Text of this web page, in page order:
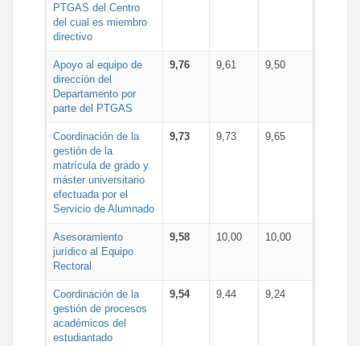
PTGAS del Centro
del cual es miembro
directivo
Apoyo al equipo de
dirección del
Departamento por
parte del PTGAS
9,76 9,61 9,50
Coordinación de la
gestión de la
matrícula de grado y
máster universitario
efectuada por el
Servicio de Alumnado
9,73 9,73 9,65
Asesoramiento
jurídico al Equipo
Rectoral
9,58 10,00 10,00
Coordinación de la
gestión de procesos
académicos del
estudiantado
9,54 9,44 9,24